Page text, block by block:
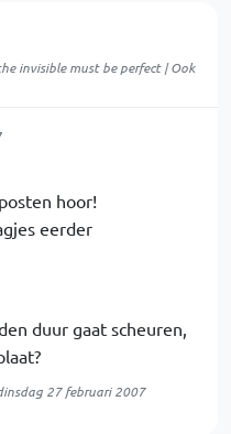
invisible must be perfect | Ook
hoor!
eerder
duur gaat scheuren,
27 februari 2007